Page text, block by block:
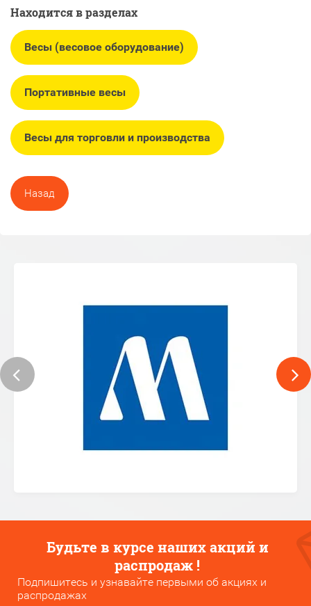
Находится в разделах
Весы (весовое оборудование)
Портативные весы
Весы для торговли и производства
Назад
Будьте в курсе наших акций и
распродаж !
Подпишитесь и узнавайте первыми об акциях и
распродажах